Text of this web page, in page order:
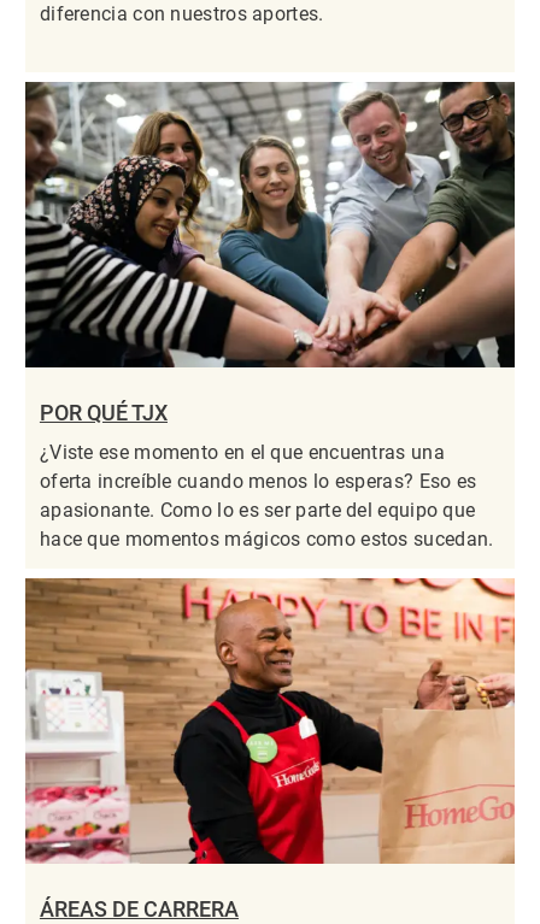
diferencia con nuestros aportes.
POR QUÉ TJX
¿Viste ese momento en el que encuentras una
oferta increíble cuando menos lo esperas? Eso es
apasionante. Como lo es ser parte del equipo que
hace que momentos mágicos como estos sucedan.
ÁREAS DE CARRERA